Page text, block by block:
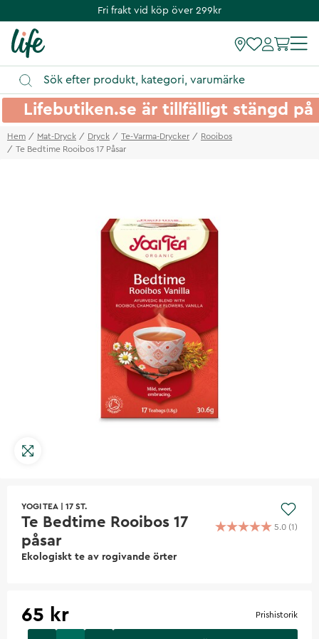
Fri frakt vid köp över 299kr
Lifebutiken.se är tillfälligt stängd
Hem Mat-Dryck Dryck Te-Varma-Drycker
Rooibos
Te Bedtime Rooibos 17 Påsar
YOGI TEA 17 ST.
Te Bedtime Rooibos 17
påsar
Ekologiskt te av rogivande örter
5.0 (1)
65 kr Prishistorik